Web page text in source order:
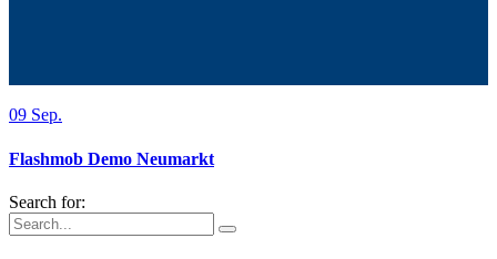
09 Sep.
Flashmob Demo Neumarkt
Search for: